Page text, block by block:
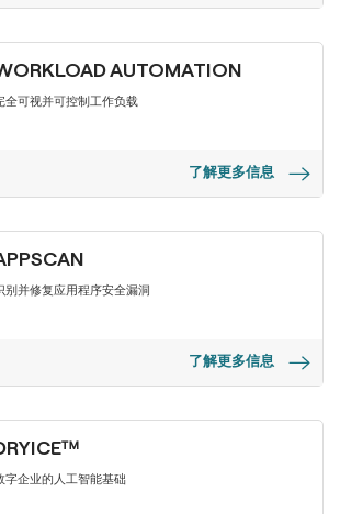
AUTOMATION
全可视并可控制工作负载
了解更多信息
别并修复应用程序安全漏洞
了解更多信息
字企业的人工智能基础